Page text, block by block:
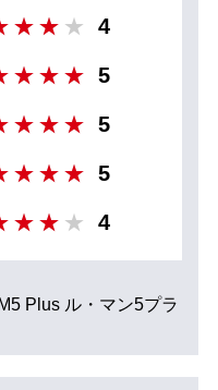
4
5
5
5
4
Plus ル・マン5プラ